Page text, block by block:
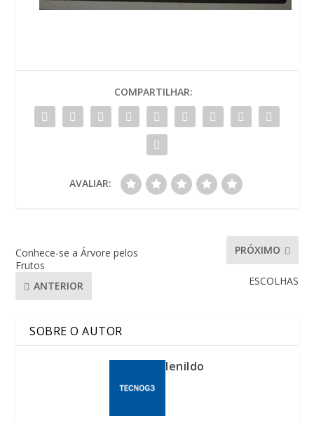
COMPARTILHAR:
AVALIAR:
Conhece-se a Árvore pelos
Frutos
ANTERIOR
PRÓXIMO
ESCOLHAS
SOBRE O AUTOR
lenildo